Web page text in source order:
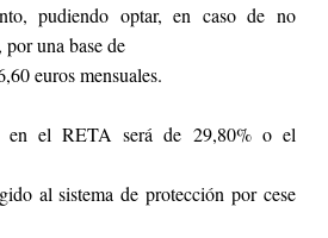
pudiendo optar, en caso de no
por una base de
euros mensuales.
en el RETA será de 29,80% o el
al sistema de protección por cese